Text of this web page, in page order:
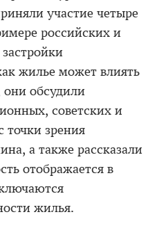
участие четыре
российских и
жилье может влиять
обсудили
советских и
точки зрения
а также рассказали
отображается в
жилья.